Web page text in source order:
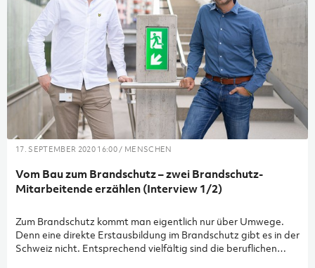
17. SEPTEMBER 2020 16:00 / MENSCHEN
Vom Bau zum Brandschutz – zwei Brandschutz-
Mitarbeitende erzählen (Interview 1/2)
Zum Brandschutz kommt man eigentlich nur über Umwege.
Denn eine direkte Erstausbildung im Brandschutz gibt es in der
Schweiz nicht. Entsprechend vielfältig sind die beruflichen